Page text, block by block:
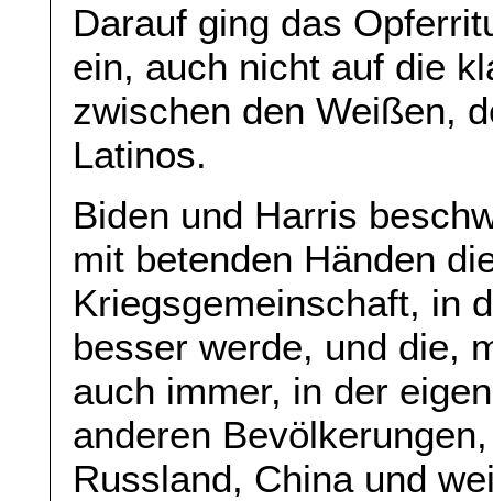
Darauf ging das
ein, auch nicht auf die
zwischen den Weißen,
Latinos.
Biden und Harris
mit betenden Händen
Kriegsgemeinschaft, in
besser werde, und die,
auch immer, in der
anderen
Russland, China und